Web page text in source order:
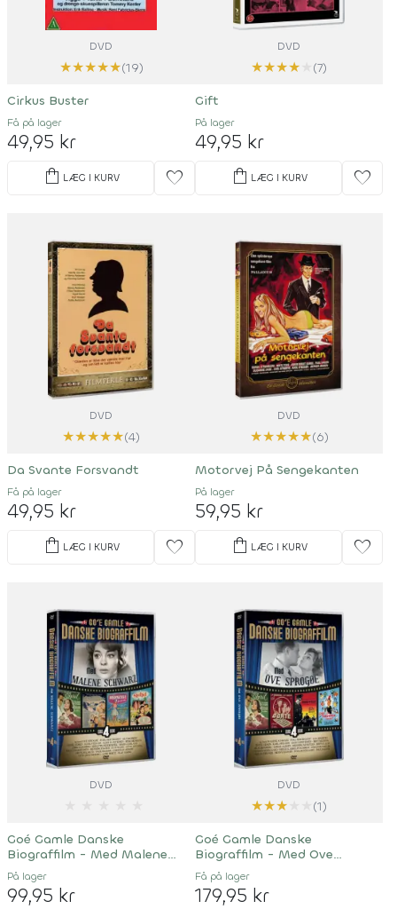
DVD
★★★★★(19)
Cirkus Buster
Få på lager
49,95 kr
shopping_bag LÆG I KURV favorite
DVD
★★★★
(7)
Gift
På lager
49,95 kr
shopping_bag LÆG I KURV favorite
DVD
★★★★★(4)
Da Svante Forsvandt
Få på lager
49,95 kr
shopping_bag LÆG I KURV favorite
DVD
★★★★★(6)
Motorvej På Sengekanten
På lager
59,95 kr
shopping_bag LÆG I KURV favorite
DVD
Goé Gamle Danske
Biograffilm - Med Malene
Schwartz
På lager
99,95 kr
DVD
★★★
(1)
Goé Gamle Danske
Biograffilm - Med Ove
Sprogøe
Få på lager
179,95 kr